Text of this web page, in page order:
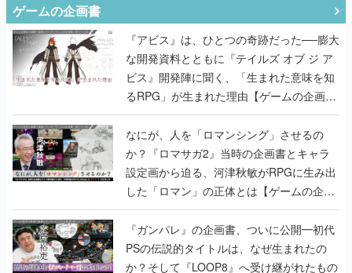
ゲームの企画書
『アビス』は、ひとつの奇跡だった──膨大
な開発資料とともに『テイルズ オブ ジ ア
ビス』開発陣に聞く、「生まれた意味を知
るRPG」が生まれた理由【ゲームの企画
書】
なにが、人を「ロマンシング」させるの
か？『ロマサガ2』当時の企画書とキャラ
設定画から迫る、河津秋敏がRPGに生み出
した「ロマン」の正体とは【ゲームの企画
書】
『ガンパレ』の企画書、ついに公開━初代
PSの伝説的タイトルは、なぜ生まれたの
か？そして『LOOP8』へ受け継がれたもの